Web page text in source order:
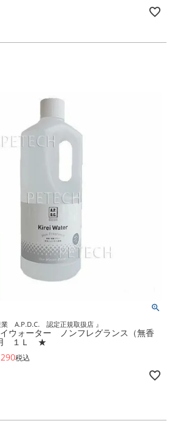
業 A.P.D.C. 認定正規取扱店 』
ウォーター ノンフレグランス（無香
１Ｌ ★
税込